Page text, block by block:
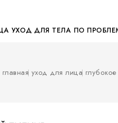
УХОД ДЛЯ ТЕЛА ПО
главная уход для лица